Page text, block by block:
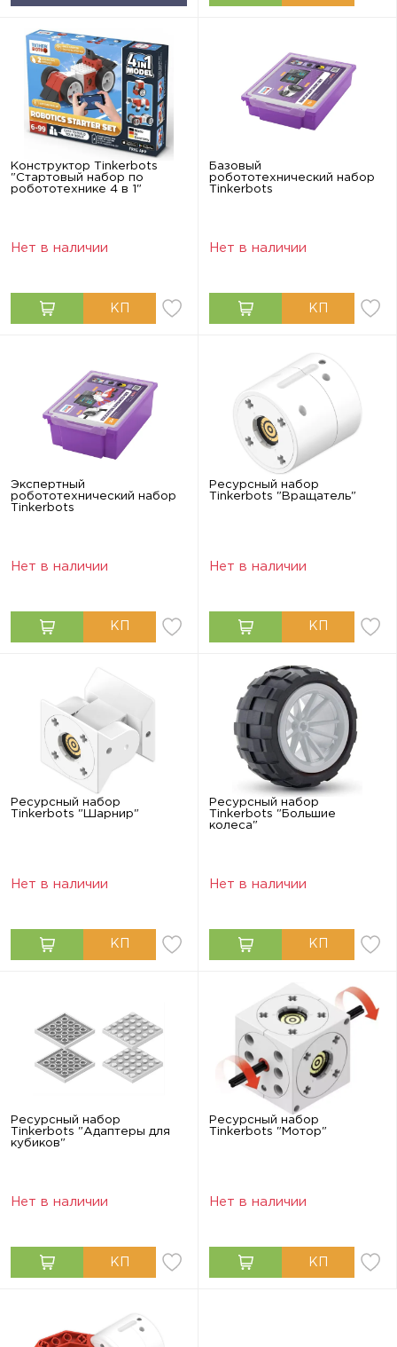
Конструктор Tinkerbots
"Стартовый набор по
робототехнике 4 в 1"
Нет в наличии
Базовый
робототехнический набор
Tinkerbots
Нет в наличии
Экспертный
робототехнический набор
Tinkerbots
Нет в наличии
Ресурсный набор
Tinkerbots "Вращатель"
Нет в наличии
Ресурсный набор
Tinkerbots "Шарнир"
Нет в наличии
Ресурсный набор
Tinkerbots "Большие
колеса"
Нет в наличии
Ресурсный набор
Tinkerbots "Адаптеры для
кубиков"
Нет в наличии
Ресурсный набор
Tinkerbots "Мотор"
Нет в наличии